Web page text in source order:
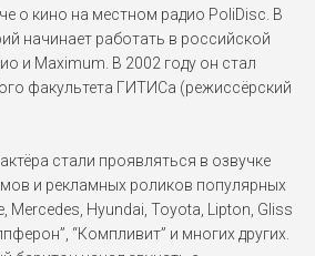
Адам Клей
Пчеловод (2024)
Уолт Тромби
Достать ножи (2019)
Лоран Делакруа
о кино на местном радио PoliDisc. В
начинает работать в российской
и Maximum. В 2002 году он стал
факультета ГИТИСа (режиссёрский
стали проявляться в озвучке
и рекламных роликов популярных
Mercedes, Hyundai, Toyota, Lipton, Gliss
“Компливит” и многих других.